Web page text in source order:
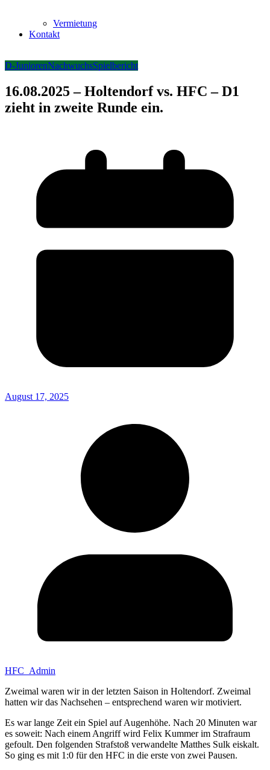
Vermietung
Kontakt
D-JuniorenNachwuchsSpielbericht
16.08.2025 – Holtendorf vs. HFC – D1
zieht in zweite Runde ein.
August 17, 2025
HFC_Admin
Zweimal waren wir in der letzten Saison in Holtendorf. Zweimal
hatten wir das Nachsehen – entsprechend waren wir motiviert.
Es war lange Zeit ein Spiel auf Augenhöhe. Nach 20 Minuten war
es soweit: Nach einem Angriff wird Felix Kummer im Strafraum
gefoult. Den folgenden Strafstoß verwandelte Matthes Sulk eiskalt.
So ging es mit 1:0 für den HFC in die erste von zwei Pausen.